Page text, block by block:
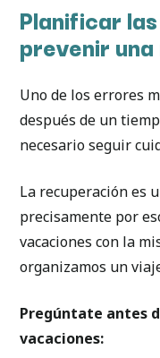
Planificar
prevenir
Uno de los errores
después de un
necesario seguir
La recuperación es
precisamente por
vacaciones con la
organizamos un
Pregúntate antes
vacaciones: